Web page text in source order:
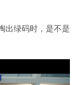
出绿码时，是不是